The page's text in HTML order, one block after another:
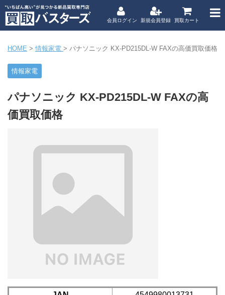
会員ログイン 新規会員登録 買取カート
HOME > 情報家電 > パナソニック KX-PD215DL-W FAXの高価買取価格
情報家電
パナソニック KX-PD215DL-W FAXの高
価買取価格